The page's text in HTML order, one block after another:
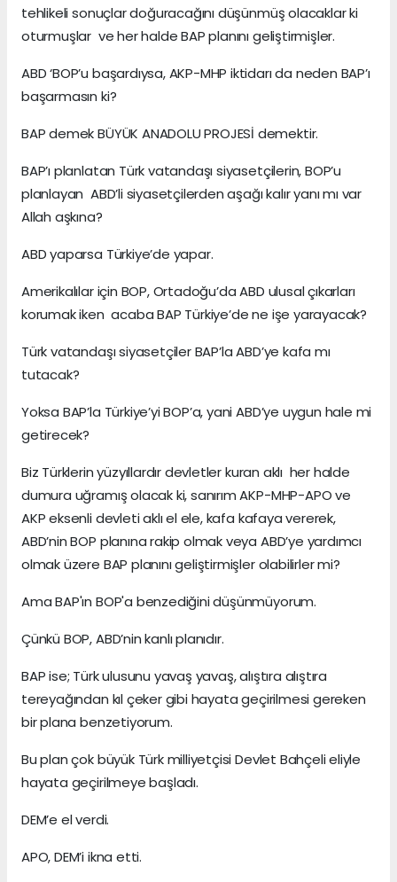
tehlikeli sonuçlar doğuracağını düşünmüş olacaklar ki
oturmuşlar ve her halde BAP planını geliştirmişler.
ABD ‘BOP’u başardıysa, AKP-MHP iktidarı da neden BAP’ı
başarmasın ki?
BAP demek BÜYÜK ANADOLU PROJESİ demektir.
BAP’ı planlatan Türk vatandaşı siyasetçilerin, BOP’u
planlayan ABD’li siyasetçilerden aşağı kalır yanı mı var
Allah aşkına?
ABD yaparsa Türkiye’de yapar.
Amerikalılar için BOP, Ortadoğu’da ABD ulusal çıkarları
korumak iken acaba BAP Türkiye’de ne işe yarayacak?
Türk vatandaşı siyasetçiler BAP’la ABD’ye kafa mı
tutacak?
Yoksa BAP’la Türkiye’yi BOP’a, yani ABD’ye uygun hale mi
getirecek?
Biz Türklerin yüzyıllardır devletler kuran aklı her halde
dumura uğramış olacak ki, sanırım AKP-MHP-APO ve
AKP eksenli devleti aklı el ele, kafa kafaya vererek,
ABD’nin BOP planına rakip olmak veya ABD’ye yardımcı
olmak üzere BAP planını geliştirmişler olabilirler mi?
Ama BAP'ın BOP'a benzediğini düşünmüyorum.
Çünkü BOP, ABD’nin kanlı planıdır.
BAP ise; Türk ulusunu yavaş yavaş, alıştıra alıştıra
tereyağından kıl çeker gibi hayata geçirilmesi gereken
bir plana benzetiyorum.
Bu plan çok büyük Türk milliyetçisi Devlet Bahçeli eliyle
hayata geçirilmeye başladı.
DEM’e el verdi.
APO, DEM’i ikna etti.